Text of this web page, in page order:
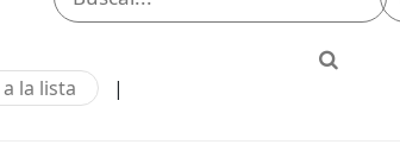
la lista |